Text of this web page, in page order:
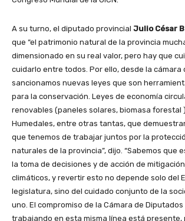
A su turno, el diputado provincial Julio César
que “el patrimonio natural de la provincia
dimensionado en su real valor, pero hay que
cuidarlo entre todos. Por ello, desde la cámara
sancionamos nuevas leyes que son
para la conservación. Leyes de economía
renovables (paneles solares, biomasa forestal
Humedales, entre otras tantas, que
que tenemos de trabajar juntos por la
naturales de la provincia”, dijo. “Sabemos que
la toma de decisiones y de acción de
climáticos, y revertir esto no depende solo del
legislatura, sino del cuidado conjunto de la
uno. El compromiso de la Cámara de
trabajando en esta misma línea está presente,